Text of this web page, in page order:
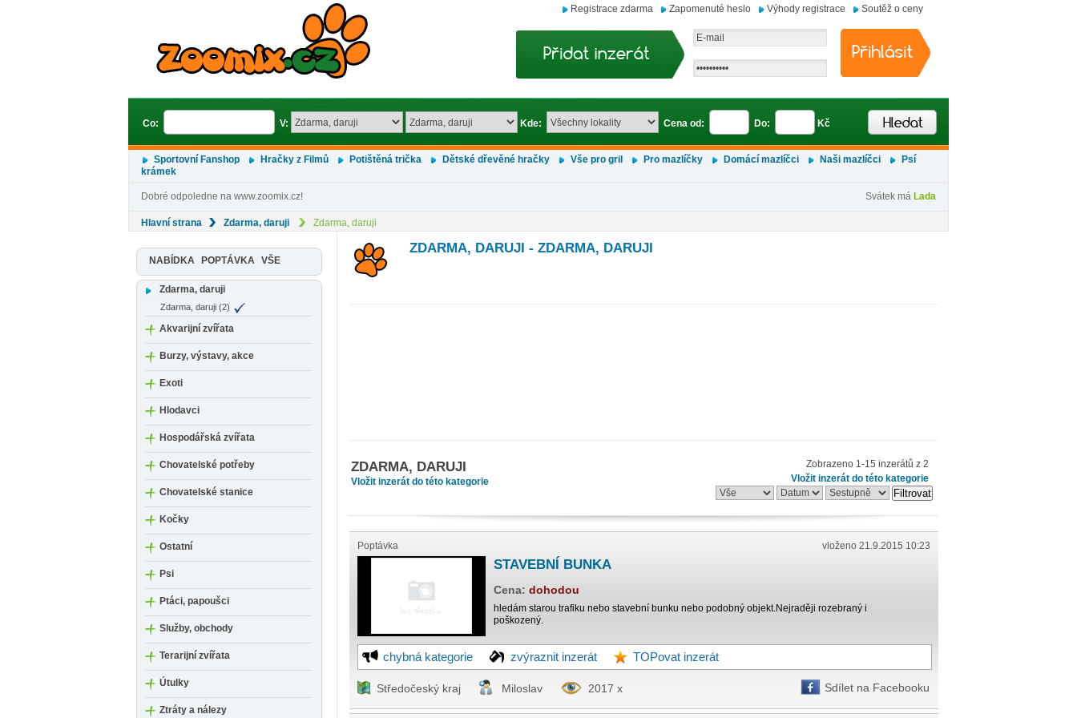
Registrace zdarma Zapomenuté heslo Výhody registrace Soutěž o ceny
Co: V: Kde: Cena od: Do: Kč
Sportovní Fanshop Hračky z Filmů Potištěná trička Dětské dřevěné hračky Vše pro gril Pro mazlíčky Domácí mazlíčci Naši mazlíčci
Psí
krámek
Dobré odpoledne na www.zoomix.cz! Svátek má Lada
Hlavní strana Zdarma, daruji Zdarma, daruji
NABÍDKA POPTÁVKA VŠE
Zdarma, daruji
Zdarma, daruji (2)
Akvarijní zvířata
Burzy, výstavy, akce
Exoti
Hlodavci
Hospodářská zvířata
Chovatelské potřeby
Chovatelské stanice
Kočky
Ostatní
Psi
Ptáci, papoušci
Služby, obchody
Terarijní zvířata
Útulky
Ztráty a nálezy
ZDARMA, DARUJI - ZDARMA, DARUJI
ZDARMA, DARUJI
Vložit inzerát do této kategorie
Zobrazeno 1-15 inzerátů z 2
Vložit inzerát do této kategorie
Filtrovat
Poptávka vloženo 21.9.2015 10:23
STAVEBNÍ BUNKA
Cena: dohodou
hledám starou trafiku nebo stavební bunku nebo podobný objekt.Nejraději rozebraný i
poškozený.
chybná kategorie zvýraznit inzerát TOPovat inzerát
Středočeský kraj Miloslav 2017 x Sdílet na Facebooku